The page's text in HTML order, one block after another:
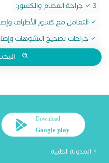
3 جراحة العظام والكسور:
التعامل مع كسور الأطراف
جراحات تصحيح التشوهات
Download
Google play
المدونة الطبية